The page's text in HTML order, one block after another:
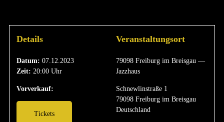
Details
Datum: 07.12.2023
Zeit: 20:00 Uhr
Vorverkauf:
Tickets
Veranstaltungsort
79098 Freiburg im Breisgau —
Jazzhaus
Schnewlinstraße 1
79098 Freiburg im Breisgau
Deutschland